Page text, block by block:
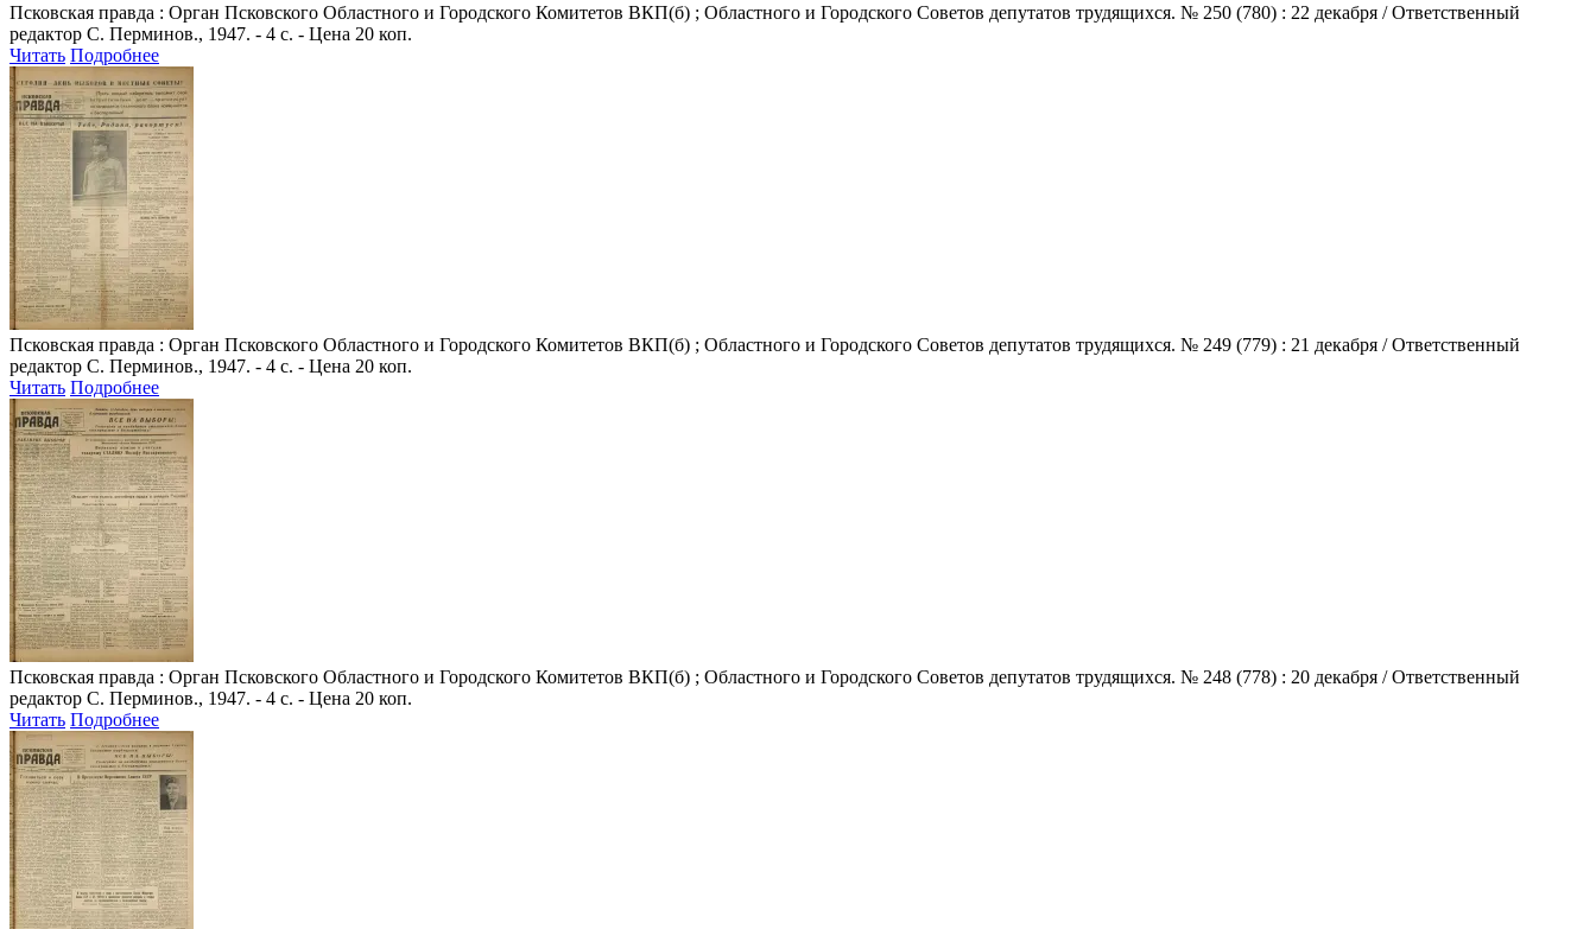
Псковская правда : Орган Псковского Областного и Городского Комитетов ВКП(б) ; Областного и Городского Советов депутатов трудящихся. № 250 (780) : 22 декабря / Ответственный
редактор С. Перминов., 1947. - 4 с. - Цена 20 коп.
Читать Подробнее
Псковская правда : Орган Псковского Областного и Городского Комитетов ВКП(б) ; Областного и Городского Советов депутатов трудящихся. № 249 (779) : 21 декабря / Ответственный
редактор С. Перминов., 1947. - 4 с. - Цена 20 коп.
Читать Подробнее
Псковская правда : Орган Псковского Областного и Городского Комитетов ВКП(б) ; Областного и Городского Советов депутатов трудящихся. № 248 (778) : 20 декабря / Ответственный
редактор С. Перминов., 1947. - 4 с. - Цена 20 коп.
Читать Подробнее